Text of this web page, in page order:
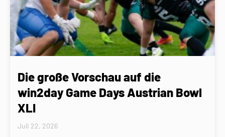
Die große Vorschau auf die
win2day Game Days Austrian Bowl
XLI
Juli 22, 2026